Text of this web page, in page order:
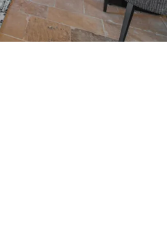
Personnalisez vos